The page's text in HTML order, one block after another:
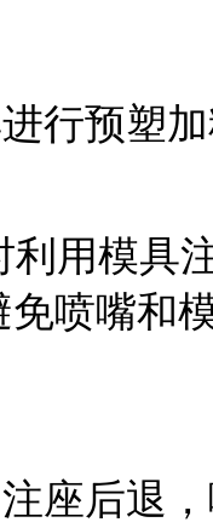
行预塑加
用模具
喷嘴和
座后退，